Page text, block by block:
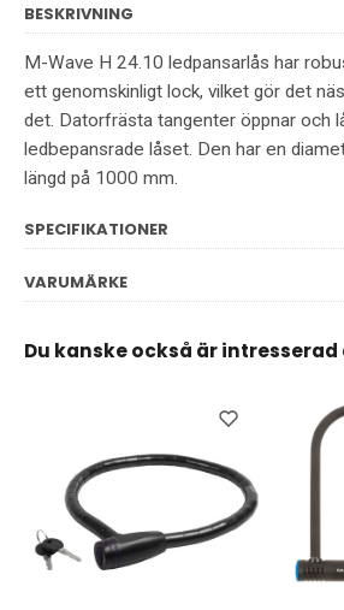
BESKRIVNING
M-Wave H 24.10 ledpansarlås har
ett genomskinligt lock, vilket gör det
det. Datorfrästa tangenter öppnar och
ledbepansrade låset. Den har en
längd på 1000 mm.
SPECIFIKATIONER
VARUMÄRKE
Du kanske också är intresserad